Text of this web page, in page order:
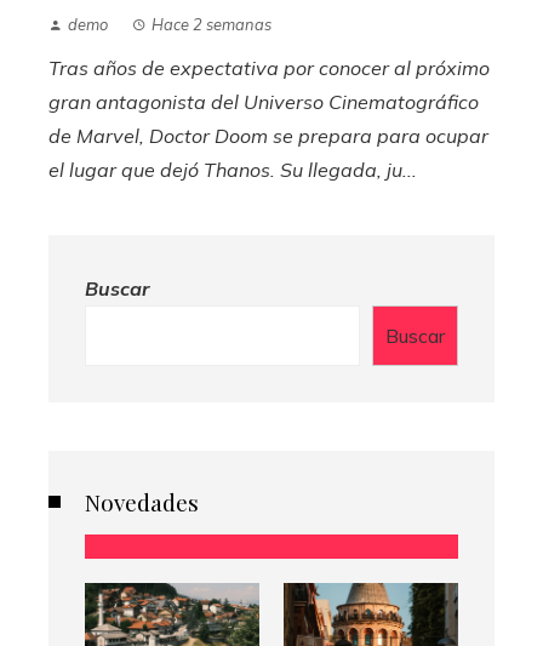
demo Hace 2 semanas
Tras años de expectativa por conocer al próximo
gran antagonista del Universo Cinematográfico
de Marvel, Doctor Doom se prepara para ocupar
el lugar que dejó Thanos. Su llegada, ju...
Buscar
Buscar
Novedades